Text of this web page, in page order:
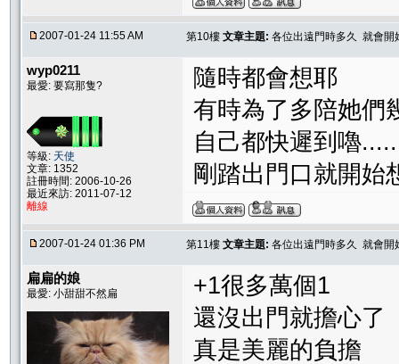
2007-01-24 11:55 AM 第10樓 文章主題: 各位出遠門時多久 就會開
wyp0211
最愛: 要寫那隻?
等級: 天使
文章: 1352
註冊時間: 2006-10-26
最近來訪: 2011-07-12
離線
隨時都會想耶
有時為了多陪她們
自己都快遲到嚕
剛踏出門口就開始
2007-01-24 01:36 PM 第11樓 文章主題: 各位出遠門時多久 就會開
扁扁的娘
最愛: 小甜甜不然扁
+1很多萬個1
還沒出門就擔心了
真是美麗的負擔